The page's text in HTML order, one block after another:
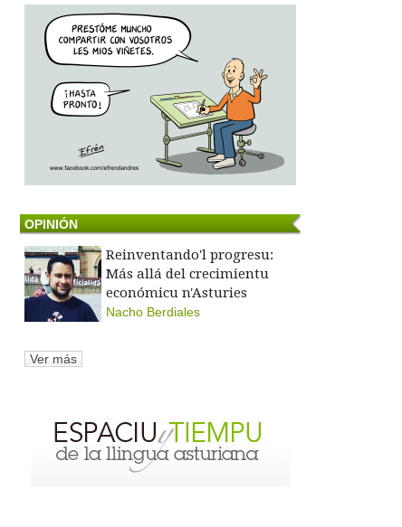
OPINIÓN
Reinventando'l progresu:
Más allá del crecimientu
económicu n'Asturies
Nacho Berdiales
Ver más